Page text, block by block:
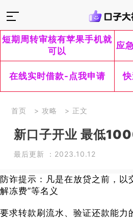
短期周转审核有苹果手机就
可以
应
在线实时借款-点我申请
首页 > 攻略 > 正文
新口子开业 最低
最后更新 ：2023.10.12
防诈提示：凡是在放贷之前，以
解冻费”等名义
要求转款刷流水、验证还款能力